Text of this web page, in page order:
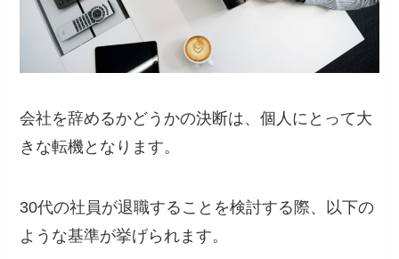
会社を辞めるかどうかの決断は、個人にとって大
きな転機となります。
30代の社員が退職することを検討する際、以下の
ような基準が挙げられます。